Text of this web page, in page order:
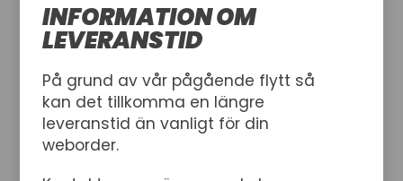
INFORMATION OM
LEVERANSTID
På grund av vår pågående flytt så
kan det tillkomma en längre
leveranstid än vanligt för din
weborder.